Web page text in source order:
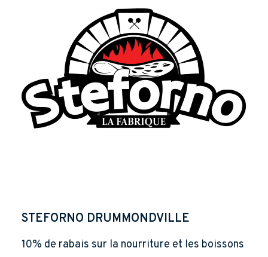
STEFORNO DRUMMONDVILLE
10% de rabais sur la nourriture et les boissons